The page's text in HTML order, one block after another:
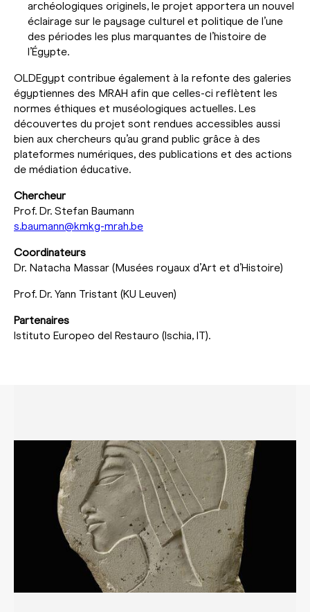
archéologiques originels, le projet apportera un nouvel
éclairage sur le paysage culturel et politique de l’une
des périodes les plus marquantes de l’histoire de
l’Égypte.
OLDEgypt contribue également à la refonte des galeries
égyptiennes des MRAH afin que celles-ci reflètent les
normes éthiques et muséologiques actuelles. Les
découvertes du projet sont rendues accessibles aussi
bien aux chercheurs qu’au grand public grâce à des
plateformes numériques, des publications et des actions
de médiation éducative.
Chercheur
Prof. Dr. Stefan Baumann
s.baumann@kmkg-mrah.be
Coordinateurs
Dr. Natacha Massar (Musées royaux d’Art et d’Histoire)
Prof. Dr. Yann Tristant (KU Leuven)
Partenaires
Istituto Europeo del Restauro (Ischia, IT).